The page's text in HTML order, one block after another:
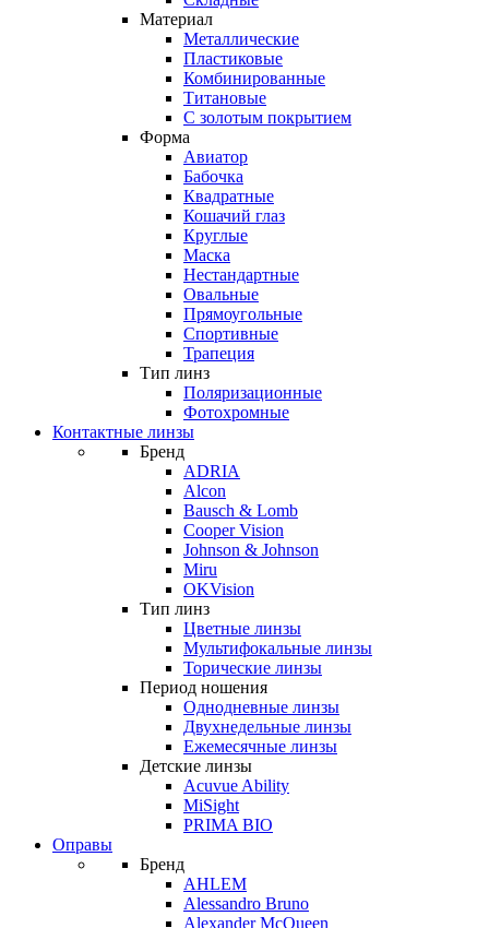
Материал
Металлические
Пластиковые
Комбинированные
Титановые
С золотым покрытием
Форма
Авиатор
Бабочка
Квадратные
Кошачий глаз
Круглые
Маска
Нестандартные
Овальные
Прямоугольные
Спортивные
Трапеция
Тип линз
Поляризационные
Фотохромные
Контактные линзы
Бренд
ADRIA
Alcon
Bausch & Lomb
Cooper Vision
Johnson & Johnson
Miru
OKVision
Тип линз
Цветные линзы
Мультифокальные линзы
Торические линзы
Период ношения
Однодневные линзы
Двухнедельные линзы
Ежемесячные линзы
Детские линзы
Acuvue Ability
MiSight
PRIMA BIO
Оправы
Бренд
AHLEM
Alessandro Bruno
Alexander McQueen